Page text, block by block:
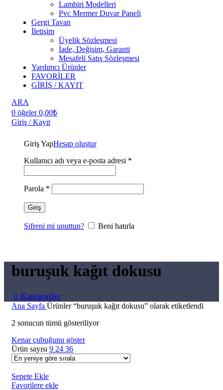
Lambiri Modelleri
Pvc Mermer Duvar Paneli
Gergi Tavan
İletişim
Üyelik Sözleşmesi
İade, Değişim, Garanti
Mesafeli Satış Sözleşmesi
Yardımcı Ürünler
FAVORİLER
GİRİŞ / KAYIT
ARA
0 öğeler 0,00₺
Giriş / Kayıt
Giriş YapHesap oluştur
Kullanıcı adı veya e-posta adresi *
Parola *
Giriş
Şifreni mi unuttun? Beni hatırla
buruşuk kağıt dokusu
Kategoriler
Ana Sayfa Ürünler “buruşuk kağıt dokusu” olarak etiketlendi
2 sonucun tümü gösteriliyor
Kenar çubuğunu göster
Ürün sayısı 9 24 36
Sepete Ekle
Favorilere ekle